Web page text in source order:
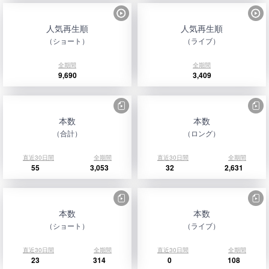
人気再生順
（ショート）
全期間
9,690
人気再生順
（ライブ）
全期間
3,409
本数
（合計）
直近30日間 全期間
55 3,053
本数
（ロング）
直近30日間 全期間
32 2,631
本数
（ショート）
直近30日間 全期間
23 314
本数
（ライブ）
直近30日間 全期間
0 108